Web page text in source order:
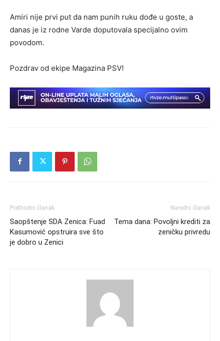
Amiri nije prvi put da nam punih ruku dođe u goste, a
danas je iz rodne Varde doputovala specijalno ovim
povodom.
Pozdrav od ekipe Magazina PSV!
Prethodni članak
Saopštenje SDA Zenica: Fuad
Kasumović opstruira sve što
je dobro u Zenici
Naredni članak
Tema dana: Povoljni krediti za
zeničku privredu